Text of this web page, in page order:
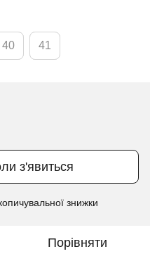
40 41
з'явиться
знижки
Порівняти